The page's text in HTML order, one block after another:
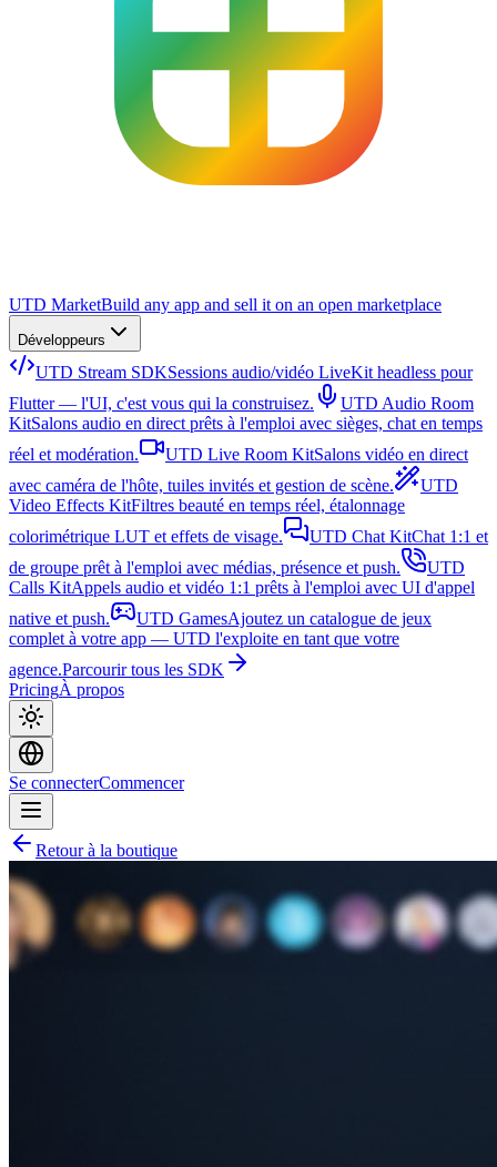
UTD MarketBuild any app and sell it on an open marketplace
Développeurs
UTD Stream SDKSessions audio/vidéo LiveKit headless pour
Flutter — l'UI, c'est vous qui la construisez.
UTD Audio Room
KitSalons audio en direct prêts à l'emploi avec sièges, chat en temps
réel et modération.
UTD Live Room KitSalons vidéo en direct
avec caméra de l'hôte, tuiles invités et gestion de scène.
UTD
Video Effects KitFiltres beauté en temps réel, étalonnage
colorimétrique LUT et effets de visage.
UTD Chat KitChat 1:1 et
de groupe prêt à l'emploi avec médias, présence et push.
UTD
Calls KitAppels audio et vidéo 1:1 prêts à l'emploi avec UI d'appel
native et push.
UTD GamesAjoutez un catalogue de jeux
complet à votre app — UTD l'exploite en tant que votre
agence.Parcourir tous les SDK
PricingÀ propos
Se connecterCommencer
Retour à la boutique